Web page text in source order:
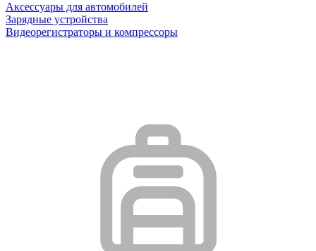
Аксессуары для автомобилей
Зарядные устройства
Видеорегистраторы и компрессоры